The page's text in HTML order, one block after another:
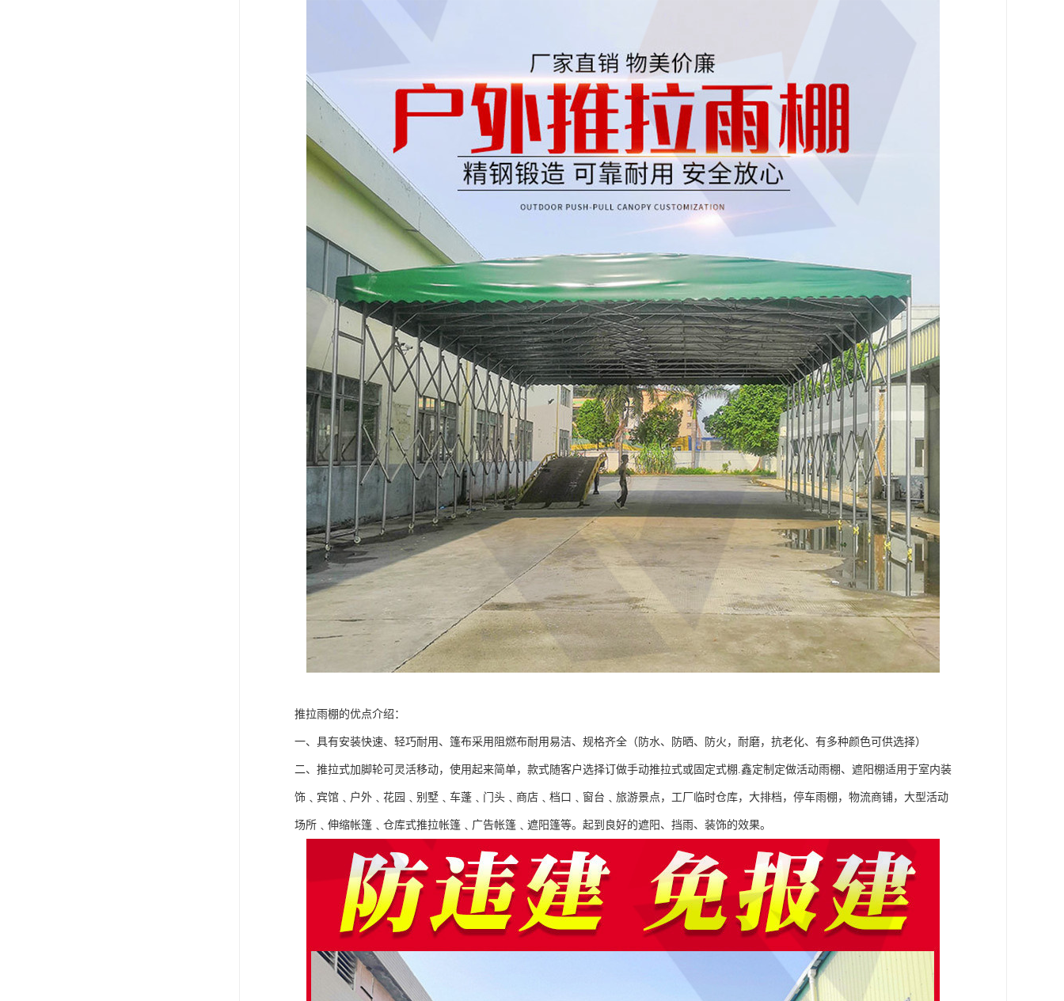
推拉雨棚的优点介绍：
一、具有安装快速、轻巧耐用、篷布采用阻燃布耐用易洁、规格齐全（防水、防晒、防火，耐磨，抗老化、有多种颜色可供选择）
二、推拉式加脚轮可灵活移动，使用起来简单，款式随客户选择订做手动推拉式或固定式棚.鑫定制定做活动雨棚、遮阳棚适用于室内装
饰﹑宾馆﹑户外﹑花园﹑别墅﹑车蓬﹑门头﹑商店﹑档口﹑窗台﹑旅游景点，工厂临时仓库，大排档，停车雨棚，物流商铺，大型活动
场所﹑伸缩帐篷﹑仓库式推拉帐篷﹑广告帐篷﹑遮阳篷等。起到良好的遮阳、挡雨、装饰的效果。